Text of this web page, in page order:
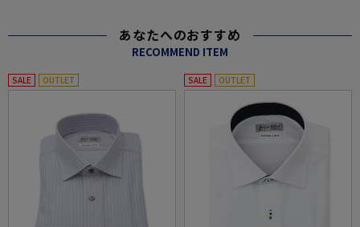
あなたへのおすすめ
RECOMMEND ITEM
SALE OUTLET SALE OUTLET